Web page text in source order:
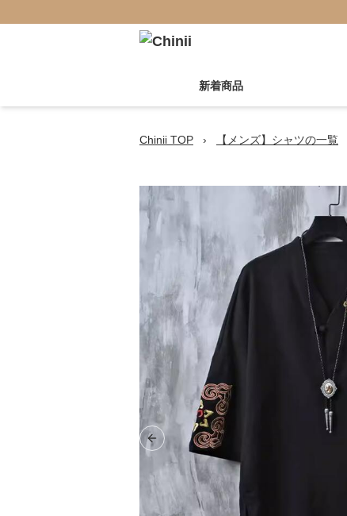
新着商品
Chinii TOP › 【メンズ】シャツの一覧
Previous slide